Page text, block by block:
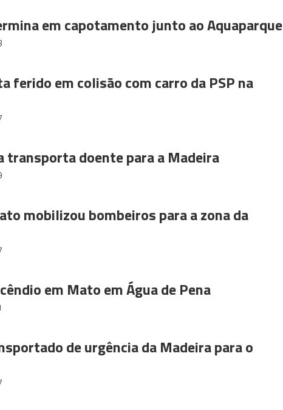
em capotamento junto ao Aquaparque
ferido em colisão com carro da PSP na
transporta doente para a Madeira
mobilizou bombeiros para a zona da
em Mato em Água de Pena
de urgência da Madeira para o